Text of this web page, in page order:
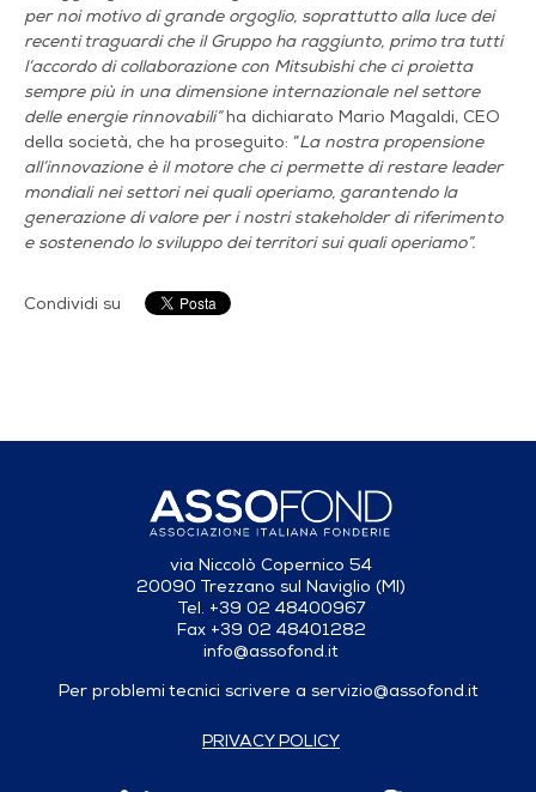
per noi motivo di grande orgoglio, soprattutto alla luce dei
recenti traguardi che il Gruppo ha raggiunto, primo tra tutti
l’accordo di collaborazione con Mitsubishi che ci proietta
sempre più in una dimensione internazionale nel settore
delle energie rinnovabili”ha dichiarato Mario Magaldi, CEO
della società, che ha proseguito: “La nostra propensione
all’innovazione è il motore che ci permette di restare leader
mondiali nei settori nei quali operiamo, garantendo la
generazione di valore per i nostri stakeholder di riferimento
e sostenendo lo sviluppo dei territori sui quali operiamo”.
Condividi su
via Niccolò Copernico 54
20090 Trezzano sul Naviglio (MI)
Tel. +39 02 48400967
Fax +39 02 48401282
info@assofond.it
Per problemi tecnici scrivere a servizio@assofond.it
PRIVACY POLICY